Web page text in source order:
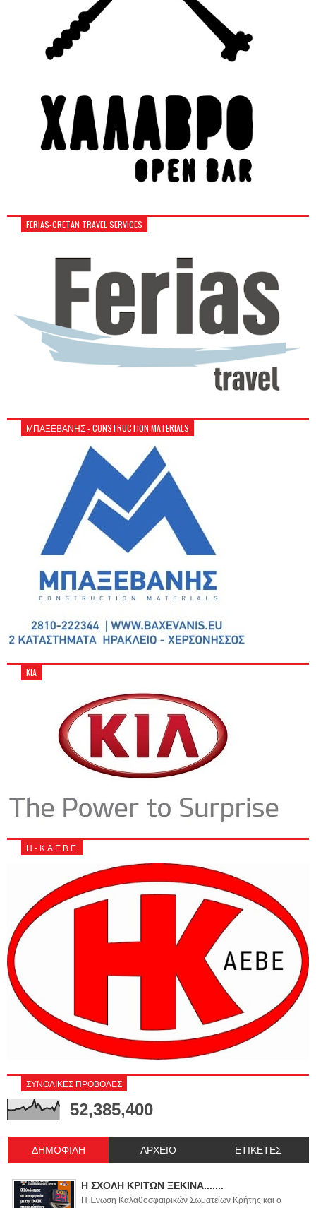
FERIAS-CRETAN TRAVEL SERVICES
ΜΠΑΞΕΒΑΝΗΣ - CONSTRUCTION MATERIALS
KIA
Η - Κ Α.Ε.Β.Ε.
ΣΥΝΟΛΙΚΕΣ ΠΡΟΒΟΛΕΣ
52,385,400
ΔΗΜΟΦΙΛΗ ΑΡΧΕΙΟ ΕΤΙΚΕΤΕΣ
Η ΣΧΟΛΗ ΚΡΙΤΩΝ ΞΕΚΙΝΑ.......
Η Ένωση Καλαθοσφαιρικών Σωματείων Κρήτης και ο